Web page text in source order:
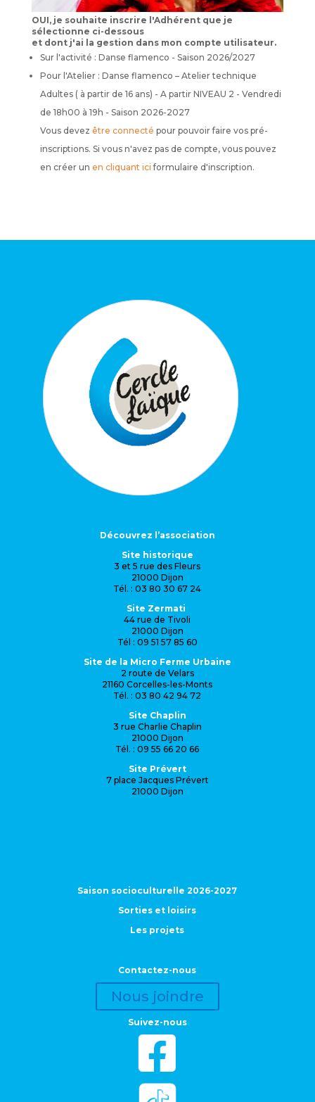
OUI, je souhaite inscrire l'Adhérent que je
sélectionne ci-dessous
et dont j'ai la gestion dans mon compte utilisateur.
Sur l'activité : Danse flamenco - Saison 2026/2027
Pour l'Atelier : Danse flamenco – Atelier technique
Adultes ( à partir de 16 ans) - A partir NIVEAU 2 - Vendredi
de 18h00 à 19h - Saison 2026-2027
Vous devez être connecté pour pouvoir faire vos pré-
inscriptions. Si vous n'avez pas de compte, vous pouvez
en créer un en cliquant ici formulaire d'inscription.
Découvrez l’association
Site historique
3 et 5 rue des Fleurs
21000 Dijon
Tél. : 03 80 30 67 24
Site Zermati
44 rue de Tivoli
21000 Dijon
Tél : 09 51 57 85 60
Site de la Micro Ferme Urbaine
2 route de Velars
21160 Corcelles-les-Monts
Tél. : 03 80 42 94 72
Site Chaplin
3 rue Charlie Chaplin
21000 Dijon
Tél. : 09 55 66 20 66
Site Prévert
7 place Jacques Prévert
21000 Dijon
Saison socioculturelle 2026-2027
Sorties et loisirs
Les projets
Contactez-nous
Nous joindre
Suivez-nous